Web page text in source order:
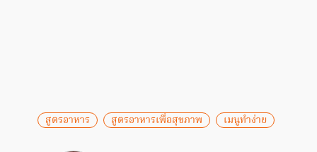
สูตรอาหาร สูตรอาหารเพื่อสุขภาพ เมนูทำง่าย